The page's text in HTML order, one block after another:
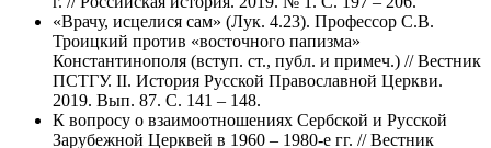
«Врачу, исцелися сам» (Лук. 4.23). Профессор С.В.
Троицкий против «восточного папизма»
Константинополя (вступ. ст., публ. и примеч.) // Вестник
ПСТГУ. II. История Русской Православной Церкви.
2019. Вып. 87. С. 141 – 148.
К вопросу о взаимоотношениях Сербской и Русской
Зарубежной Церквей в 1960 – 1980-е гг. // Вестник